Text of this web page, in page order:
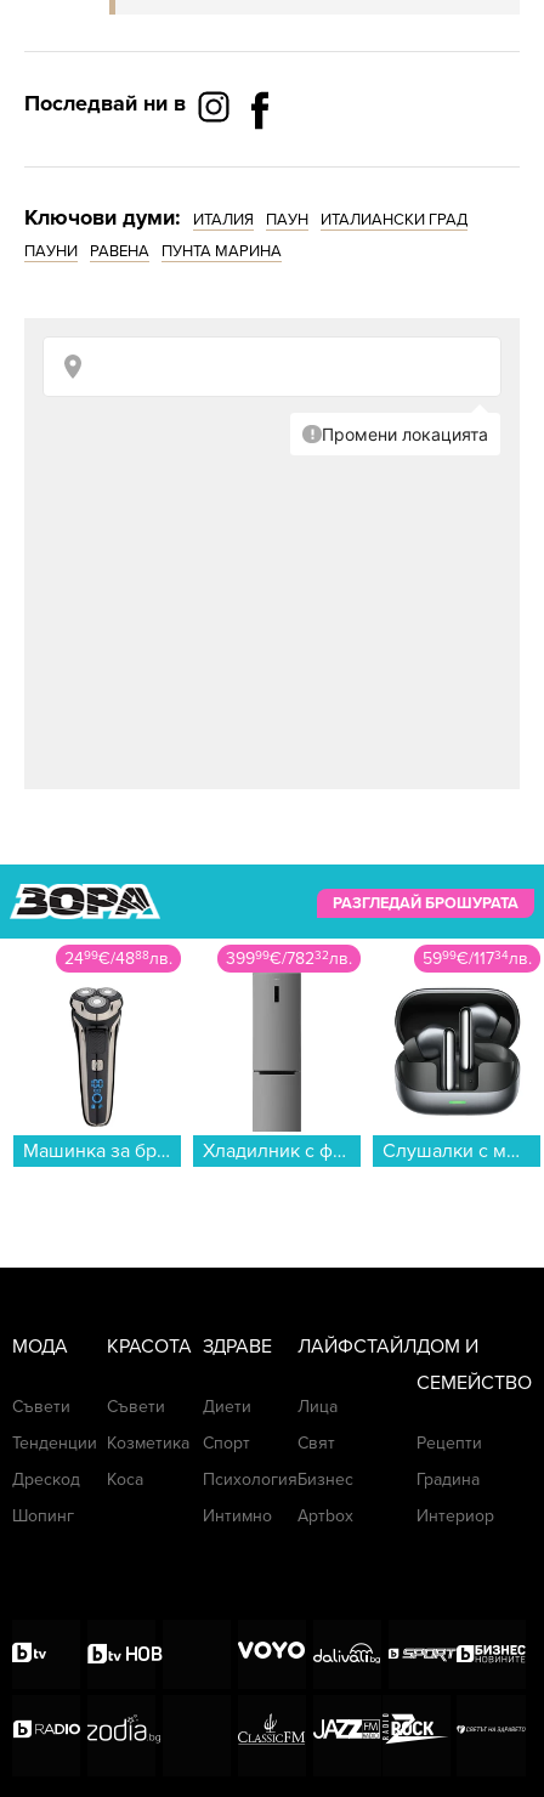
Последвай ни в
Ключови думи: ИТАЛИЯ ПАУН
ИТАЛИАНСКИ ГРАД
ПАУНИ
РАВЕНА ПУНТА МАРИНА
РАЗГЛЕДАЙ БРОШУРАТА
2499€/4888лв.
Машинка за бръснене Finlux FRS-5501...
39999€/78232лв.
Хладилник с фризер Finlux FBN-391DX , 326 l, E , No Frost , Инокс...
5999€/11734лв.
Слушалки с микрофон Honor EARBUDS 4 BLACK , Bluetooth , IN-EAR (ТАПИ)...
МОДА
Съвети
Тенденции
Дрескод
Шопинг
КРАСОТА
Съвети
Козметика
Коса
ЗДРАВЕ
Диети
Спорт
Психология
Интимно
ЛАЙФСТАЙЛ
Лица
Свят
Бизнес
Артbox
ДОМ И
СЕМЕЙСТВО
Рецепти
Градина
Интериор